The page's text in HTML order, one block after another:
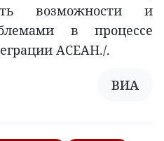
возможности и
в процессе
АСЕАН./.
ВИА